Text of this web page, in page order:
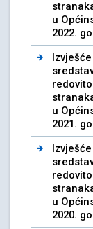
u
2022.
u
2021.
u
2020.